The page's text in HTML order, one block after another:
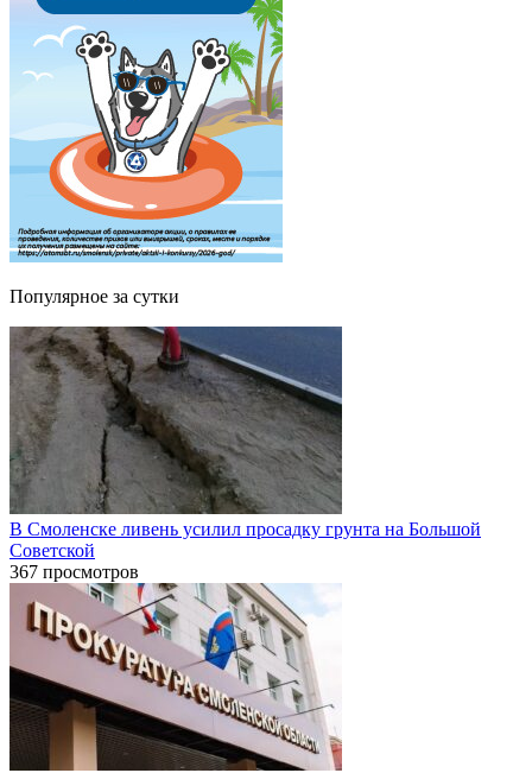
Популярное за сутки
В Смоленске ливень усилил просадку грунта на Большой
Советской
367 просмотров